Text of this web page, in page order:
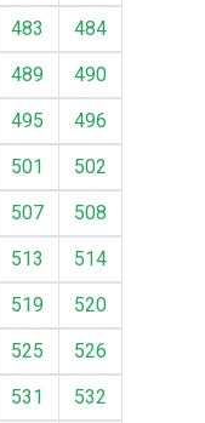
483
484
489
490
495
496
501
502
507
508
513
514
519
520
525
526
531
532